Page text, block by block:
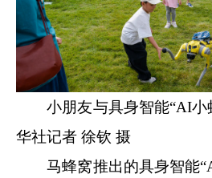
小朋友与具身智能“AI小
华社记者 徐钦 摄
马蜂窝推出的具身智能